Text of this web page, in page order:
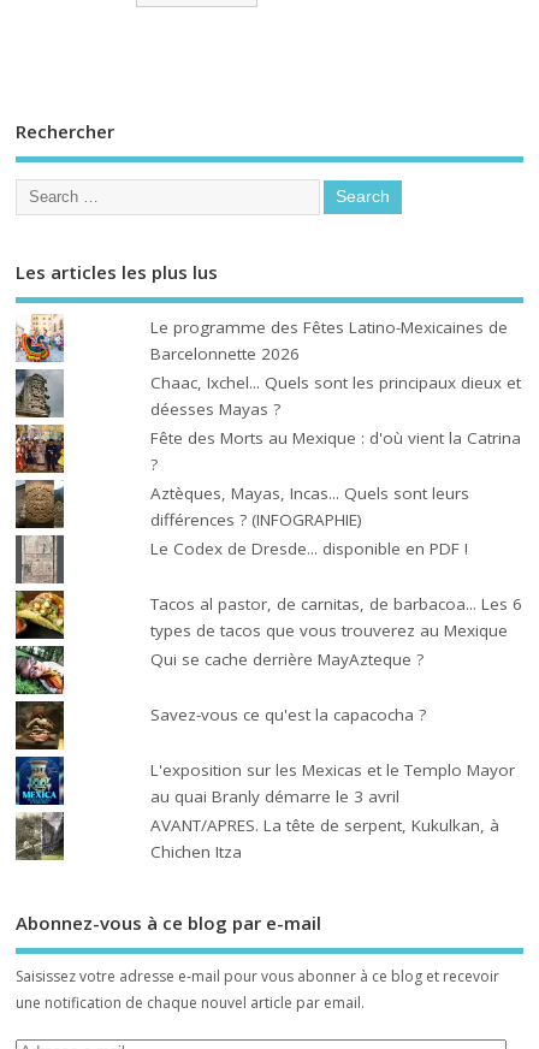
Rechercher
Les articles les plus lus
Le programme des Fêtes Latino-Mexicaines de
Barcelonnette 2026
Chaac, Ixchel... Quels sont les principaux dieux et
déesses Mayas ?
Fête des Morts au Mexique : d'où vient la Catrina
?
Aztèques, Mayas, Incas... Quels sont leurs
différences ? (INFOGRAPHIE)
Le Codex de Dresde... disponible en PDF !
Tacos al pastor, de carnitas, de barbacoa... Les 6
types de tacos que vous trouverez au Mexique
Qui se cache derrière MayAzteque ?
Savez-vous ce qu'est la capacocha ?
L'exposition sur les Mexicas et le Templo Mayor
au quai Branly démarre le 3 avril
AVANT/APRES. La tête de serpent, Kukulkan, à
Chichen Itza
Abonnez-vous à ce blog par e-mail
Saisissez votre adresse e-mail pour vous abonner à ce blog et recevoir
une notification de chaque nouvel article par email.